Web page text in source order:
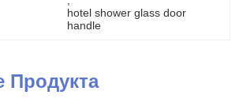
hotel shower glass door
handle
Продукта